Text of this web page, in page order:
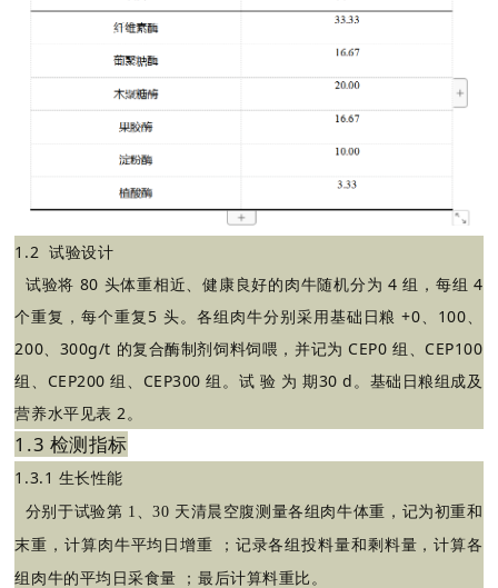
1.2 试验设计
试验将 80 头体重相近、健康良好的肉牛随机分为 4 组，每组 4
个重复，每个重复5 头。各组肉牛分别采用基础日粮 +0、100、
200、300g/t 的复合酶制剂饲料饲喂，并记为 CEP0 组、CEP100
组、CEP200 组、CEP300 组。试 验 为 期30 d。基础日粮组成及
营养水平见表 2。
1.3 检测指标
1.3.1 生长性能
分别于试验第 1、30 天清晨空腹测量各组肉牛体重，记为初重和
末重，计算肉牛平均日增重 ；记录各组投料量和剩料量，计算各
组肉牛的平均日采食量 ；最后计算料重比。